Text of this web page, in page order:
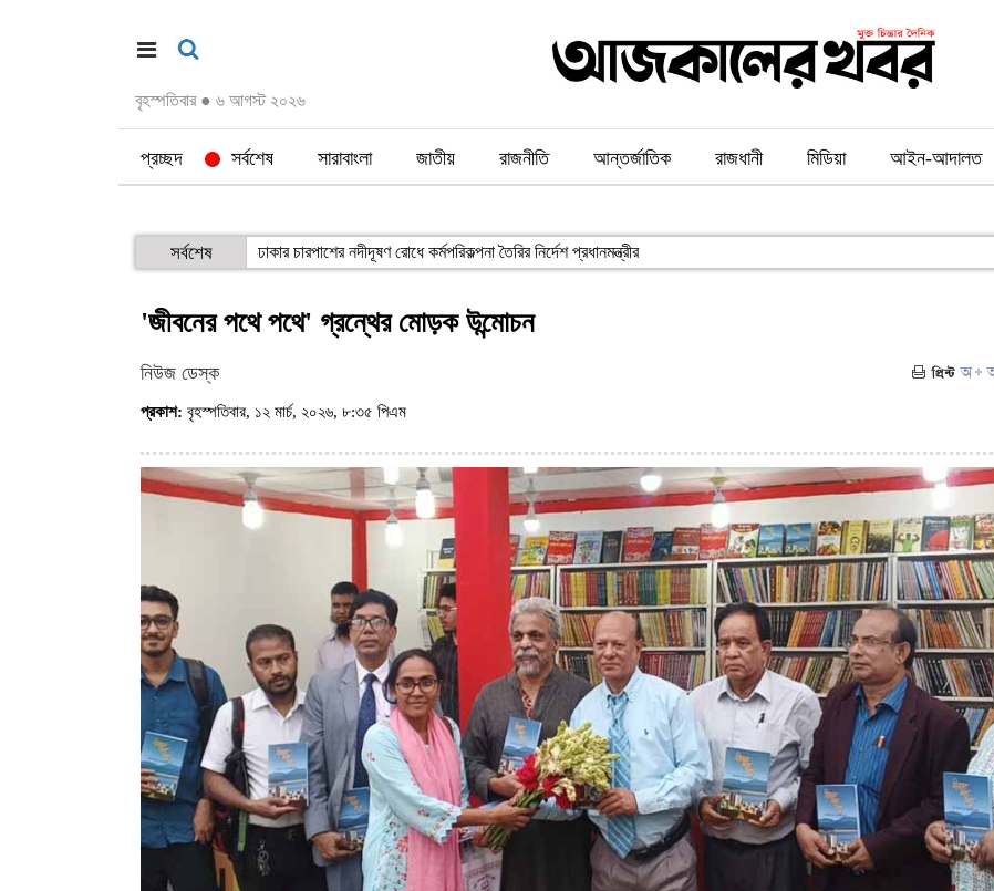
বৃহস্পতিবার ● ৬ আগস্ট ২০২৬
প্রচ্ছদ সর্বশেষ সারাবাংলা জাতীয় রাজনীতি আন্তর্জাতিক রাজধানী মিডিয়া আইন-আদালত
সর্বশেষ ঢাকার চারপাশের নদীদূষণ রোধে কর্মপরিকল্পনা তৈরির নির্দেশ প্রধানমন্ত্রীর
'জীবনের পথে পথে' গ্রন্থের মোড়ক উন্মোচন
নিউজ ডেস্ক
প্রকাশ: বৃহস্পতিবার, ১২ মার্চ, ২০২৬, ৮:৩৫ পিএম